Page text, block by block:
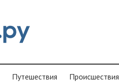
Путешествия Проиcшествия